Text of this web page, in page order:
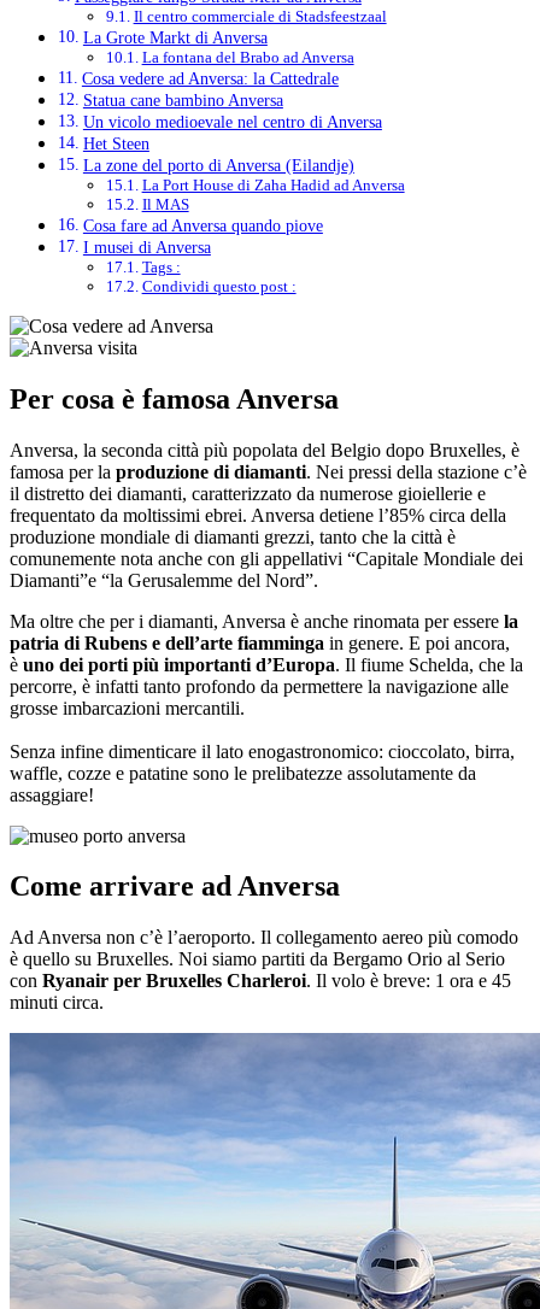
Il centro commerciale di Stadsfeestzaal
La Grote Markt di Anversa
La fontana del Brabo ad Anversa
Cosa vedere ad Anversa: la Cattedrale
Statua cane bambino Anversa
Un vicolo medioevale nel centro di Anversa
Het Steen
La zone del porto di Anversa (Eilandje)
La Port House di Zaha Hadid ad Anversa
Il MAS
Cosa fare ad Anversa quando piove
I musei di Anversa
Tags :
Condividi questo post :
Per cosa è famosa Anversa
Anversa, la seconda città più popolata del Belgio dopo Bruxelles, è
famosa per la produzione di diamanti. Nei pressi della stazione c’è
il distretto dei diamanti, caratterizzato da numerose gioiellerie e
frequentato da moltissimi ebrei. Anversa detiene l’85% circa della
produzione mondiale di diamanti grezzi, tanto che la città è
comunemente nota anche con gli appellativi “Capitale Mondiale dei
Diamanti”e “la Gerusalemme del Nord”.
Ma oltre che per i diamanti, Anversa è anche rinomata per essere la
patria di Rubens e dell’arte fiamminga in genere. E poi ancora,
è uno dei porti più importanti d’Europa. Il fiume Schelda, che la
percorre, è infatti tanto profondo da permettere la navigazione alle
grosse imbarcazioni mercantili.
Senza infine dimenticare il lato enogastronomico: cioccolato, birra,
waffle, cozze e patatine sono le prelibatezze assolutamente da
assaggiare!
Come arrivare ad Anversa
Ad Anversa non c’è l’aeroporto. Il collegamento aereo più comodo
è quello su Bruxelles. Noi siamo partiti da Bergamo Orio al Serio
con Ryanair per Bruxelles Charleroi. Il volo è breve: 1 ora e 45
minuti circa.